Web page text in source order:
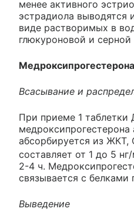
менее активного
эстрадиола выводятся
виде растворимых в
глюкуроновой и серной
Всасывание и
При приеме 1 таблетки
абсорбируется из ЖКТ,
составляет от 1 до 5
2-4 ч.
связывается с белками
Выведение